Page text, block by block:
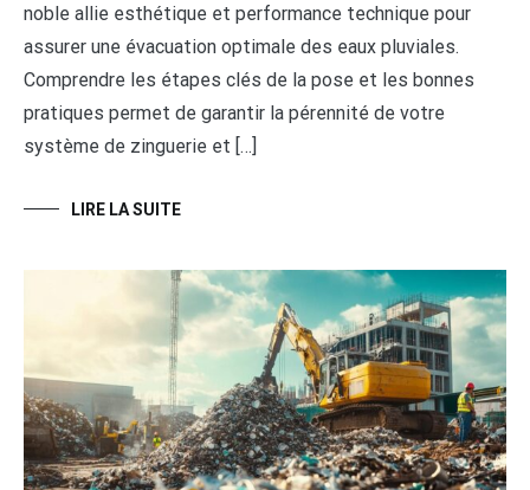
noble allie esthétique et performance technique pour
assurer une évacuation optimale des eaux pluviales.
Comprendre les étapes clés de la pose et les bonnes
pratiques permet de garantir la pérennité de votre
système de zinguerie et […]
LIRE LA SUITE